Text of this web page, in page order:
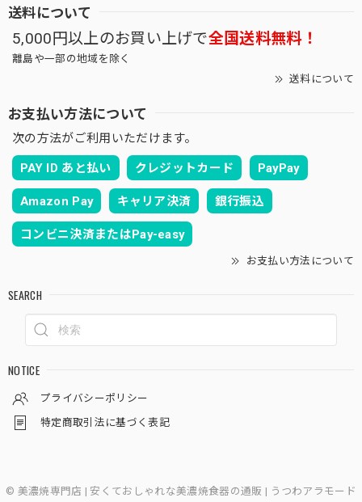
送料について
5,000円以上のお買い上げで全国送料無料！
離島や一部の地域を除く
送料について
お支払い方法について
次の方法がご利用いただけます。
PAY ID あと払い クレジットカード PayPay
Amazon Pay キャリア決済 銀行振込
コンビニ決済またはPay-easy
お支払い方法について
SEARCH
NOTICE
プライバシーポリシー
特定商取引法に基づく表記
© 美濃焼専門店 | 安くておしゃれな美濃焼食器の通販 | うつわアラモード